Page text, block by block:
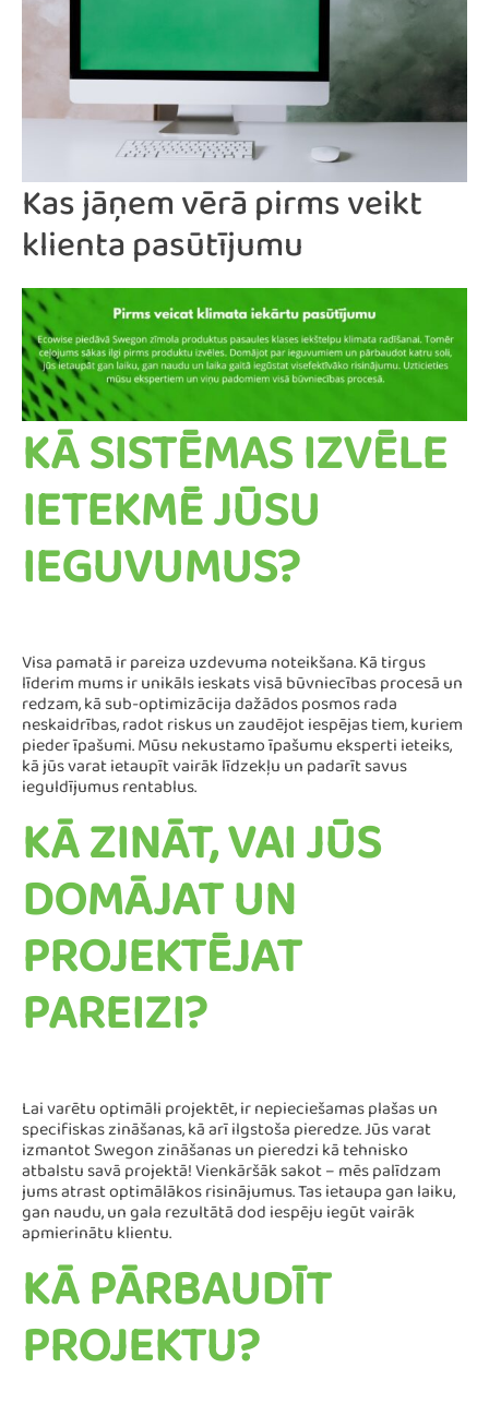
Kas jāņem vērā pirms veikt
klienta pasūtījumu
KĀ SISTĒMAS IZVĒLE
IETEKMĒ JŪSU
IEGUVUMUS?
Visa pamatā ir pareiza uzdevuma noteikšana. Kā tirgus
līderim mums ir unikāls ieskats visā būvniecības procesā un
redzam, kā sub-optimizācija dažādos posmos rada
neskaidrības, radot riskus un zaudējot iespējas tiem, kuriem
pieder īpašumi. Mūsu nekustamo īpašumu eksperti ieteiks,
kā jūs varat ietaupīt vairāk līdzekļu un padarīt savus
ieguldījumus rentablus.
KĀ ZINĀT, VAI JŪS
DOMĀJAT UN
PROJEKTĒJAT
PAREIZI?
Lai varētu optimāli projektēt, ir nepieciešamas plašas un
specifiskas zināšanas, kā arī ilgstoša pieredze. Jūs varat
izmantot Swegon zināšanas un pieredzi kā tehnisko
atbalstu savā projektā! Vienkāršāk sakot – mēs palīdzam
jums atrast optimālākos risinājumus. Tas ietaupa gan laiku,
gan naudu, un gala rezultātā dod iespēju iegūt vairāk
apmierinātu klientu.
KĀ PĀRBAUDĪT
PROJEKTU?